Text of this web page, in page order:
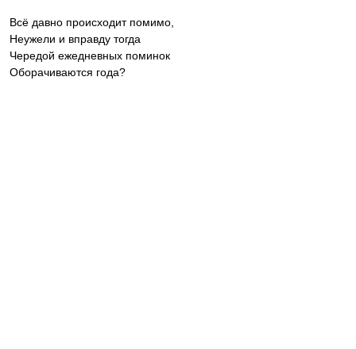
Всё давно происходит помимо,
Неужели и вправду тогда
Чередой ежедневных поминок
Оборачиваются года?